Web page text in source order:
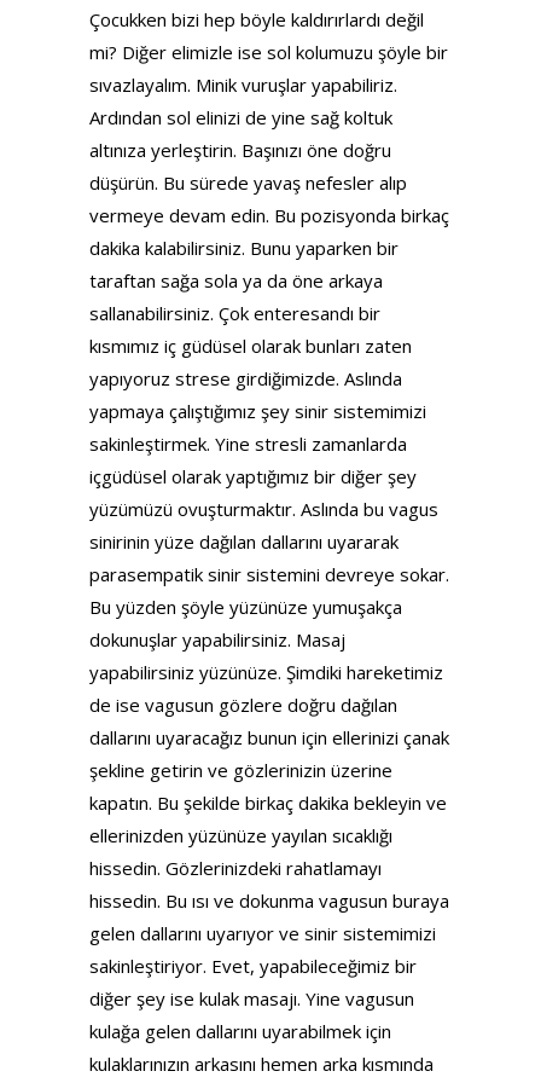
Çocukken bizi hep böyle kaldırırlardı değil
mi? Diğer elimizle ise sol kolumuzu şöyle bir
sıvazlayalım. Minik vuruşlar yapabiliriz.
Ardından sol elinizi de yine sağ koltuk
altınıza yerleştirin. Başınızı öne doğru
düşürün. Bu sürede yavaş nefesler alıp
vermeye devam edin. Bu pozisyonda birkaç
dakika kalabilirsiniz. Bunu yaparken bir
taraftan sağa sola ya da öne arkaya
sallanabilirsiniz. Çok enteresandı bir
kısmımız iç güdüsel olarak bunları zaten
yapıyoruz strese girdiğimizde. Aslında
yapmaya çalıştığımız şey sinir sistemimizi
sakinleştirmek. Yine stresli zamanlarda
içgüdüsel olarak yaptığımız bir diğer şey
yüzümüzü ovuşturmaktır. Aslında bu vagus
sinirinin yüze dağılan dallarını uyararak
parasempatik sinir sistemini devreye sokar.
Bu yüzden şöyle yüzünüze yumuşakça
dokunuşlar yapabilirsiniz. Masaj
yapabilirsiniz yüzünüze. Şimdiki hareketimiz
de ise vagusun gözlere doğru dağılan
dallarını uyaracağız bunun için ellerinizi çanak
şekline getirin ve gözlerinizin üzerine
kapatın. Bu şekilde birkaç dakika bekleyin ve
ellerinizden yüzünüze yayılan sıcaklığı
hissedin. Gözlerinizdeki rahatlamayı
hissedin. Bu ısı ve dokunma vagusun buraya
gelen dallarını uyarıyor ve sinir sistemimizi
sakinleştiriyor. Evet, yapabileceğimiz bir
diğer şey ise kulak masajı. Yine vagusun
kulağa gelen dallarını uyarabilmek için
kulaklarınızın arkasını hemen arka kısmında